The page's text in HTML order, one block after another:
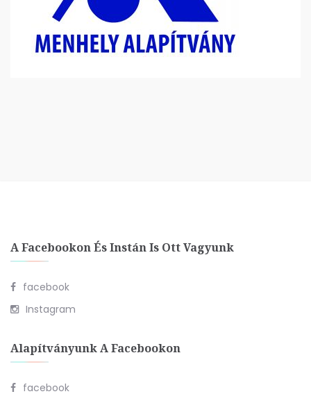
A Facebookon És Instán Is Ott Vagyunk
facebook
Instagram
Alapítványunk A Facebookon
facebook